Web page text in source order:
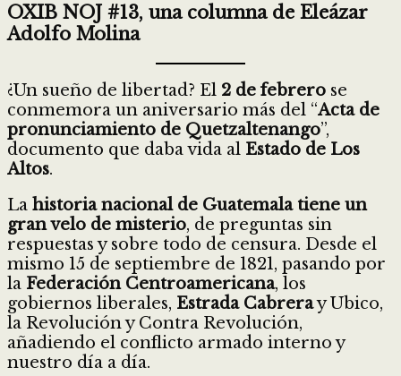
OXIB NOJ #13, una columna de Eleázar
Adolfo Molina
¿Un sueño de libertad? El 2 de febrero se
conmemora un aniversario más del “Acta de
pronunciamiento de Quetzaltenango”,
documento que daba vida al Estado de Los
Altos.
La historia nacional de Guatemala tiene un
gran velo de misterio, de preguntas sin
respuestas y sobre todo de censura. Desde el
mismo 15 de septiembre de 1821, pasando por
la Federación Centroamericana, los
gobiernos liberales, Estrada Cabreray Ubico,
la Revolución y Contra Revolución,
añadiendo el conflicto armado interno y
nuestro día a día.